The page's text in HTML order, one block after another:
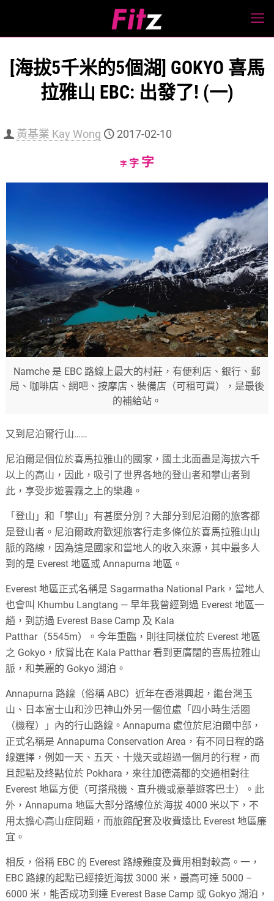
[海拔5千米的5個湖] GOKYO 喜馬
拉雅山 EBC: 出發了! (一)
黃基業 Kay Wong 2017-02-10
字Decrease
字Reset
字Increase
Namche 是 EBC 路線上最大的村莊，有便利店、銀行、郵
局、咖啡店、網吧、按摩店、裝備店（可租可買），是最後
的補給站。
又到尼泊爾行山……
尼泊爾是個位於喜馬拉雅山的國家，國土北面盡是海拔六千
以上的高山，因此，吸引了世界各地的登山者和攀山者到
此，享受步遊雲霧之上的樂趣。
「登山」和「攀山」有甚麼分別？大部分到尼泊爾的旅客都
是登山者。尼泊爾政府歡迎旅客行走多條位於喜馬拉雅山山
脈的路線，因為這是國家和當地人的收入來源，其中最多人
到的是 Everest 地區或 Annapurna 地區。
Everest 地區正式名稱是 Sagarmatha National Park，當地人
也會叫 Khumbu Langtang — 早年我曾經到過 Everest 地區一
趟，到訪過 Everest Base Camp 及 Kala
Patthar（5545m）。今年重臨，則往同樣位於 Everest 地區
之 Gokyo，欣賞比在 Kala Patthar 看到更廣闊的喜馬拉雅山
脈，和美麗的 Gokyo 湖泊。
Annapurna 路線（俗稱 ABC）近年在香港興起，繼台灣玉
山、日本富士山和沙巴神山外另一個位處「四小時生活圈
（機程）」內的行山路線。Annapurna 處位於尼泊爾中部，
正式名稱是 Annapurna Conservation Area，有不同日程的路
線選擇，例如一天、五天、十幾天或超過一個月的行程，而
且起點及終點位於 Pokhara，來往加德滿都的交通相對往
Everest 地區方便（可搭飛機、直升機或豪華遊客巴士）。此
外，Annapurna 地區大部分路線位於海拔 4000 米以下，不
用太擔心高山症問題，而旅館配套及收費遠比 Everest 地區廉
宜。
相反，俗稱 EBC 的 Everest 路線難度及費用相對較高。一，
EBC 路線的起點已經接近海拔 3000 米，最高可達 5000 –
6000 米，能否成功到達 Everest Base Camp 或 Gokyo 湖泊，